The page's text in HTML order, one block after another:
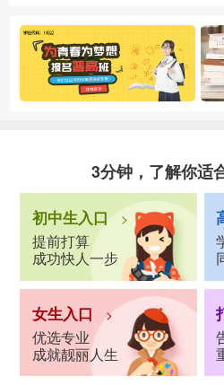
3分钟，了解你适
初中生入口 >
提前打算
成功快人一步
女生入口 >
优选专业
成就靓丽人生